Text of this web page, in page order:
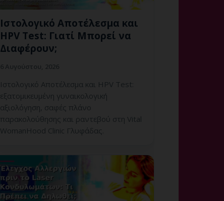
Ιστολογικό Αποτέλεσμα και
HPV Test: Γιατί Μπορεί να
Διαφέρουν;
Ιστολογικό Αποτέλεσμα και HPV Test:
εξατομικευμένη γυναικολογική
αξιολόγηση, σαφές πλάνο
παρακολούθησης και ραντεβού στη Vital
WomanHood Clinic Γλυφάδας.